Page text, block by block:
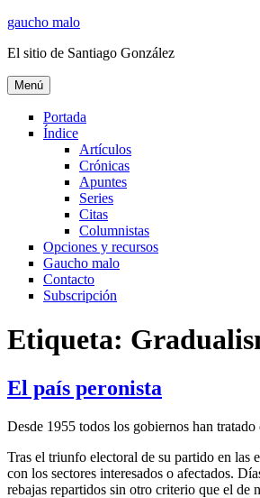
Ir
contenido
gaucho malo
El sitio de Santiago González
Menú
Portada
Índice
Artículos
Crónicas
Apuntes
Series
Citas
Columnistas
Opciones y recursos
Gaucho malo
Contacto
Subscripción
Etiqueta:
El país peronista
Desde 1955 todos los gobiernos han
Tras el triunfo electoral de su partido en las
con los sectores interesados o afectados.
rebajas repartidos sin otro criterio que el de